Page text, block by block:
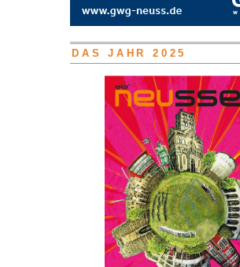
DAS JAHR 2025